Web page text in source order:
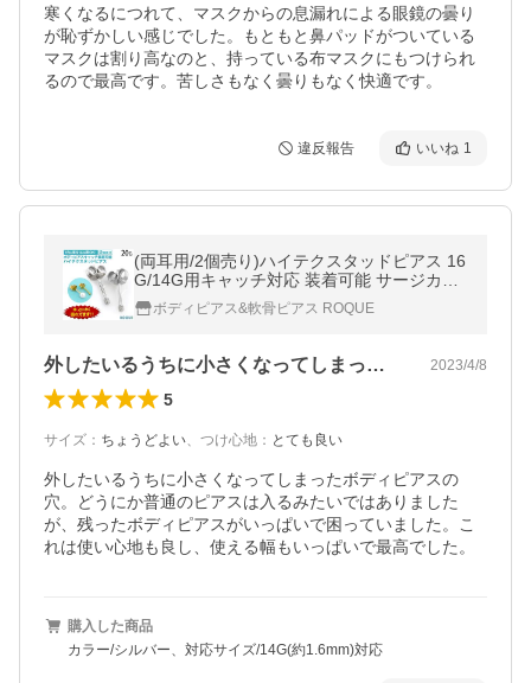
寒くなるにつれて、マスクからの息漏れによる眼鏡の曇り
が恥ずかしい感じでした。もともと鼻パッドがついている
マスクは割り高なのと、持っている布マスクにもつけられ
るので最高です。苦しさもなく曇りもなく快適です。
違反報告 いいね 1
(両耳用/2個売り)ハイテクスタッドピアス 16
G/14G用キャッチ対応 装着可能 サージカル
ステンレス 金属アレルギー対応 つけっぱな
し セカンドピアス (オマケ革命)
ボディピアス&軟骨ピアス ROQUE
外したいるうちに小さくなってしまったボ… 2023/4/8
5
サイズ ： ちょうどよい、 つけ心地 ： とても良い
外したいるうちに小さくなってしまったボディピアスの
穴。どうにか普通のピアスは入るみたいではありました
が、残ったボディピアスがいっぱいで困っていました。こ
れは使い心地も良し、使える幅もいっぱいで最高でした。
購入した商品
カラー/シルバー、対応サイズ/14G(約1.6mm)対応